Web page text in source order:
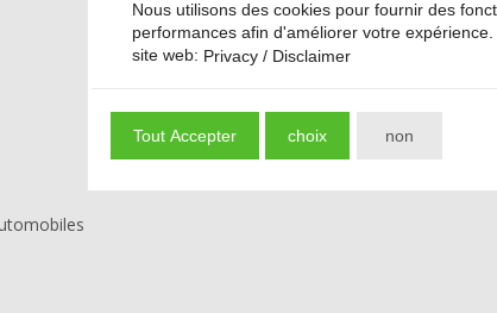
Nous utilisons des cookies pour fournir des
performances afin d'améliorer votre
site web: Privacy / Disclaimer
Tout Accepter choix non